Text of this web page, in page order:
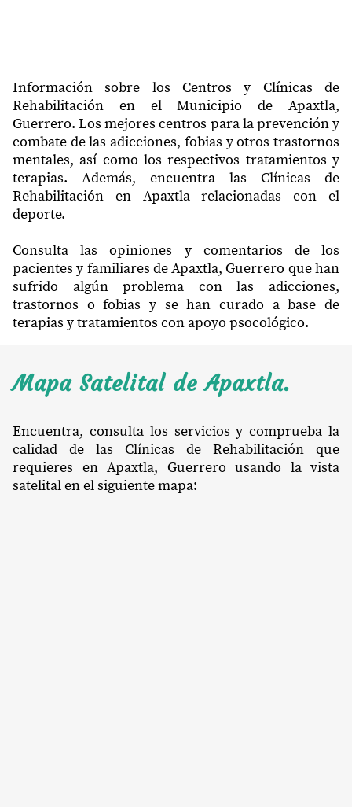
Información sobre los Centros y Clínicas de
Rehabilitación en el Municipio de Apaxtla,
Guerrero. Los mejores centros para la prevención y
combate de las adicciones, fobias y otros trastornos
mentales, así como los respectivos tratamientos y
terapias. Además, encuentra las Clínicas de
Rehabilitación en Apaxtla relacionadas con el
deporte.
Consulta las opiniones y comentarios de los
pacientes y familiares de Apaxtla, Guerrero que han
sufrido algún problema con las adicciones,
trastornos o fobias y se han curado a base de
terapias y tratamientos con apoyo psocológico.
Mapa Satelital de Apaxtla.
Encuentra, consulta los servicios y comprueba la
calidad de las Clínicas de Rehabilitación que
requieres en Apaxtla, Guerrero usando la vista
satelital en el siguiente mapa: